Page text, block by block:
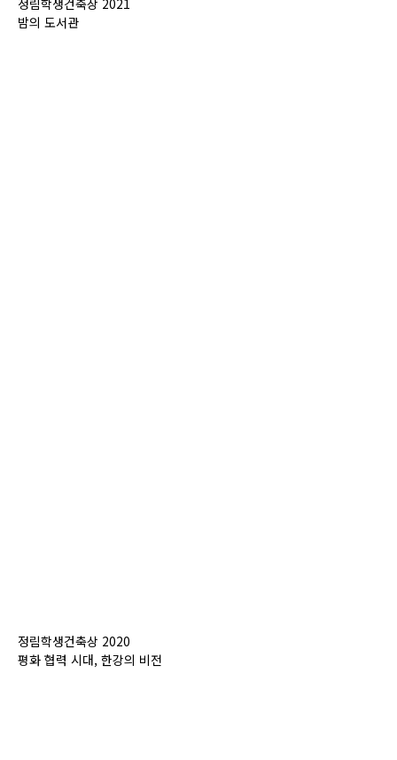
정림학생건축상 2021
밤의 도서관
정림학생건축상 2020
평화 협력 시대, 한강의 비전